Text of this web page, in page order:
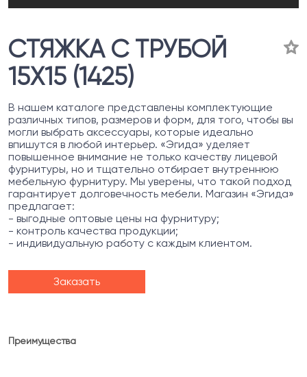
СТЯЖКА С ТРУБОЙ
15Х15 (1425)
В нашем каталоге представлены комплектующие
различных типов, размеров и форм, для того, чтобы вы
могли выбрать аксессуары, которые идеально
впишутся в любой интерьер. «Эгида» уделяет
повышенное внимание не только качеству лицевой
фурнитуры, но и тщательно отбирает внутреннюю
мебельную фурнитуру. Мы уверены, что такой подход
гарантирует долговечность мебели. Магазин «Эгида»
предлагает:
- выгодные оптовые цены на фурнитуру;
- контроль качества продукции;
- индивидуальную работу с каждым клиентом.
Заказать
Преимущества